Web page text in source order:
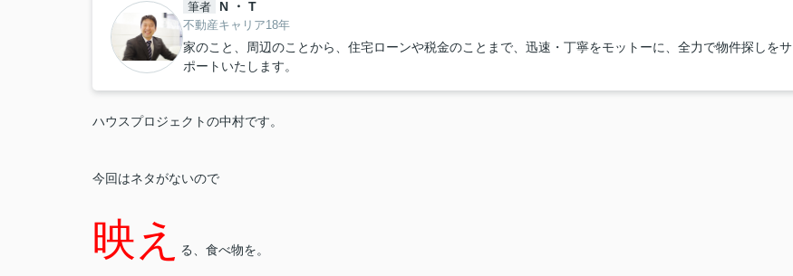
筆者 N ・ T
不動産キャリア18年
家のこと、周辺のことから、住宅ローンや税金のことまで、迅速・丁寧をモットーに、全力で物件探しをサ
ポートいたします。
ハウスプロジェクトの中村です。
今回はネタがないので
映え る、食べ物を。